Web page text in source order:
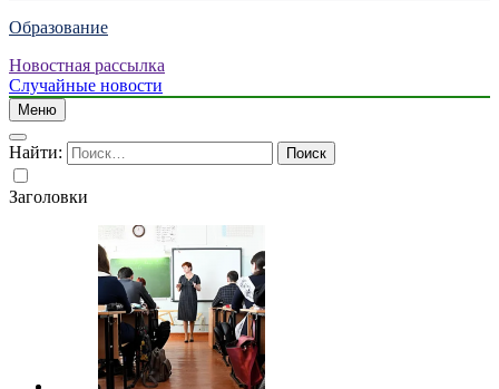
Образование
Новостная рассылка
Случайные новости
Меню
Найти:
Заголовки